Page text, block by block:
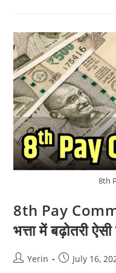
में
बढ़ोतरी
कितनी
होगी?
देखे
पूरी
8th
8th Pay
भत्ता में बढ़ोतरी
PostYerin
PostJuly 16,